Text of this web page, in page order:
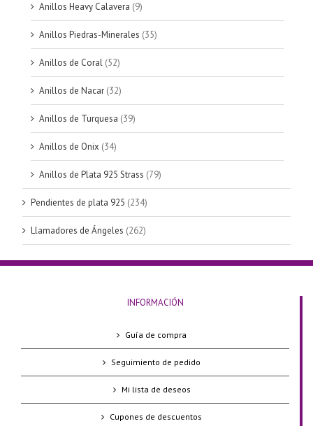
Anillos Heavy Calavera (9)
Anillos Piedras-Minerales (35)
Anillos de Coral (52)
Anillos de Nacar (32)
Anillos de Turquesa (39)
Anillos de Onix (34)
Anillos de Plata 925 Strass (79)
Pendientes de plata 925 (234)
Llamadores de Ángeles (262)
INFORMACIÓN
Guía de compra
Seguimiento de pedido
Mi lista de deseos
Cupones de descuentos